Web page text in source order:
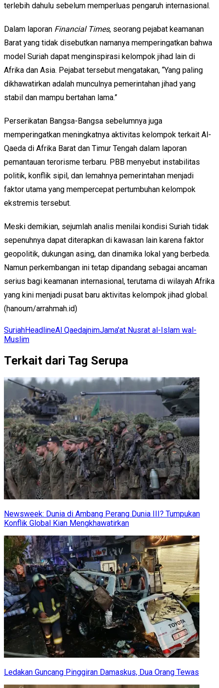
terlebih dahulu sebelum memperluas pengaruh internasional.
Dalam laporan Financial Times, seorang pejabat keamanan
Barat yang tidak disebutkan namanya memperingatkan bahwa
model Suriah dapat menginspirasi kelompok jihad lain di
Afrika dan Asia. Pejabat tersebut mengatakan, “Yang paling
dikhawatirkan adalah munculnya pemerintahan jihad yang
stabil dan mampu bertahan lama.”
Perserikatan Bangsa-Bangsa sebelumnya juga
memperingatkan meningkatnya aktivitas kelompok terkait Al-
Qaeda di Afrika Barat dan Timur Tengah dalam laporan
pemantauan terorisme terbaru. PBB menyebut instabilitas
politik, konflik sipil, dan lemahnya pemerintahan menjadi
faktor utama yang mempercepat pertumbuhan kelompok
ekstremis tersebut.
Meski demikian, sejumlah analis menilai kondisi Suriah tidak
sepenuhnya dapat diterapkan di kawasan lain karena faktor
geopolitik, dukungan asing, dan dinamika lokal yang berbeda.
Namun perkembangan ini tetap dipandang sebagai ancaman
serius bagi keamanan internasional, terutama di wilayah Afrika
yang kini menjadi pusat baru aktivitas kelompok jihad global.
(hanoum/arrahmah.id)
SuriahHeadlineAl QaedajnimJama'at Nusrat al-Islam wal-
Muslim
Terkait dari Tag Serupa
Newsweek: Dunia di Ambang Perang Dunia III? Tumpukan
Konflik Global Kian Mengkhawatirkan
Ledakan Guncang Pinggiran Damaskus, Dua Orang Tewas